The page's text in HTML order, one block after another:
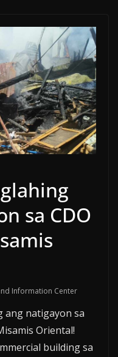
sa CDO
Information Center
ang natigayon sa
Oriental!
building sa